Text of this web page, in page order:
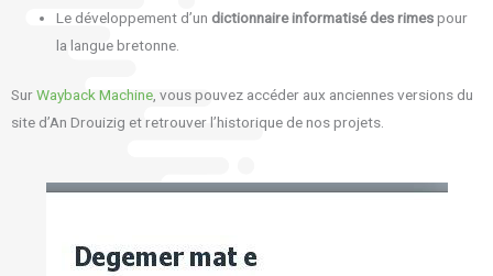
Le développement d’un dictionnaire informatisé des rimespour
la langue bretonne.
SurWayback Machine , vous pouvez accéder aux anciennes versions du
site d’An Drouizig et retrouver l’historique de nos projets.